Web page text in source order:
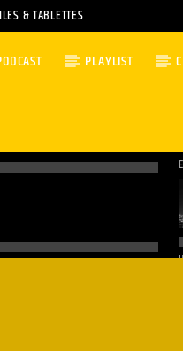
& TABLETTES
PLAYLIST